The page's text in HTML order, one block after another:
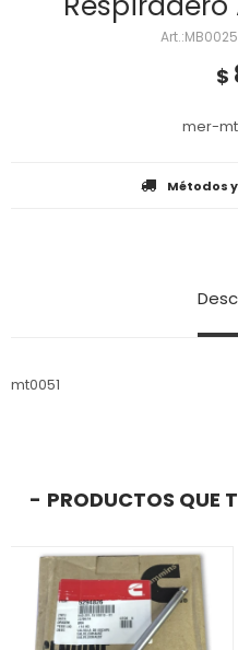
$
mer-
Métodos
mt0051
PRODUCTOS QUE